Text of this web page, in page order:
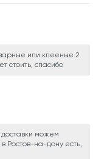
или клееные.2
стоить, спасибо
можем
Ростов-на-дону есть,